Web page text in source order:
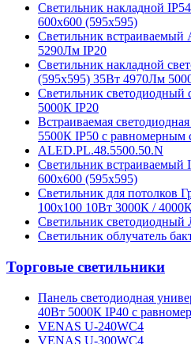
Светильник накладной
600х600 (595х595)
Светильник
5290Лм IP20
Светильник накладной
(595х595) 35Вт 4970Лм
Cветильник
5000К IP20
Встраиваемая
5500К IP50 с равномерным
ALED.PL.48.5500.50.N
Светильник
600х600 (595х595)
Светильник для потолков
100х100 10Вт 3000К /
Светильник
Светильник облучатель
Торговые светильники
Панель светодиодная
40Вт 5000К IP40 с
VENAS U-240WC4
VENAS U-300WC4